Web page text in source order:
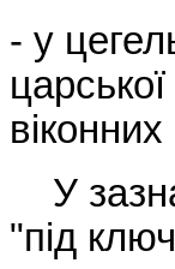
- у
У
"під